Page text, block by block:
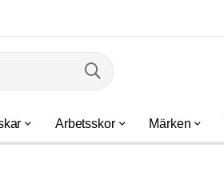
Arbetsskor Märken